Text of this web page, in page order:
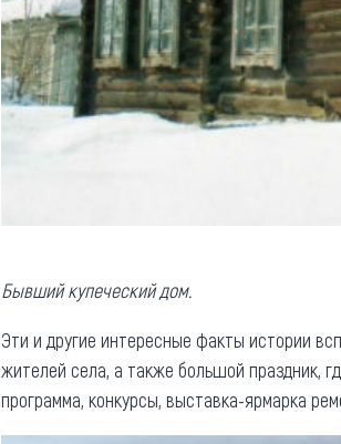
Бывший купеческий дом.
Эти и другие интересные факты истории
жителей села, а также большой праздник,
программа, конкурсы, выставка-ярмарка